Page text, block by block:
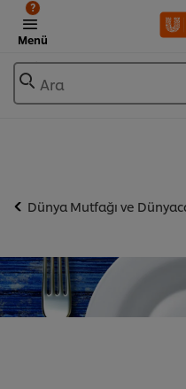
Menü
?
Ara
Dünya Mutfağı ve